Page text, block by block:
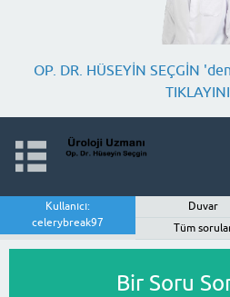
OP. DR. HÜSEYİN SEÇGİN
Kullanıcı:
celerybreak97
Duvar
Tüm
Bir Soru